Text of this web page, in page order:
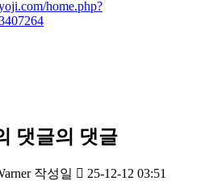
home.php?
댓글의 댓글
작성일 25-12-12 03:51